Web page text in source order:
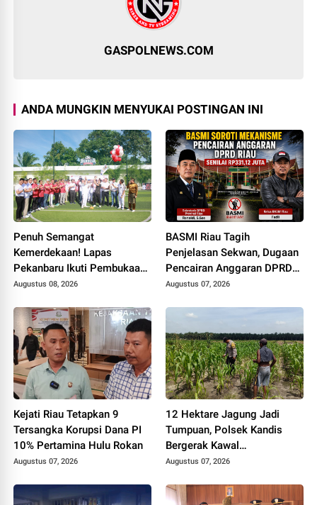
GASPOLNEWS.COM
ANDA MUNGKIN MENYUKAI POSTINGAN INI
Penuh Semangat
Kemerdekaan! Lapas
Pekanbaru Ikuti Pembukaan
Pekan Olahraga Ditjenpas
Augustus 08, 2026
BASMI Riau Tagih
Penjelasan Sekwan, Dugaan
Pencairan Anggaran DPRD
Tanpa Prosedur Tuai
Augustus 07, 2026
Kejati Riau Tetapkan 9
Tersangka Korupsi Dana PI
10% Pertamina Hulu Rokan
Augustus 07, 2026
12 Hektare Jagung Jadi
Tumpuan, Polsek Kandis
Bergerak Kawal
Swasembada Pangan
Augustus 07, 2026